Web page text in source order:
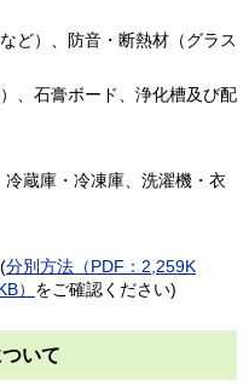
ど）、防音・断熱材（グラス
、石膏ボード、浄化槽及び配
蔵庫・冷凍庫、洗濯機・衣
分別方法（PDF：2,259K
） をご確認ください)
いて